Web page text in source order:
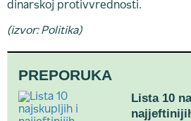
dinarskoj protivvrednosti.
(izvor: Politika)
PREPORUKA
Lista 10